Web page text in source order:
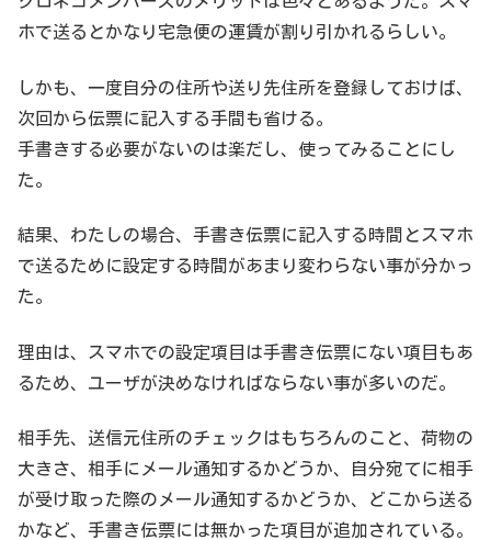
ホで送るとかなり宅急便の運賃が割り引かれるらしい。
しかも、一度自分の住所や送り先住所を登録しておけば、
次回から伝票に記入する手間も省ける。
手書きする必要がないのは楽だし、使ってみることにし
た。
結果、わたしの場合、手書き伝票に記入する時間とスマホ
で送るために設定する時間があまり変わらない事が分かっ
た。
理由は、スマホでの設定項目は手書き伝票にない項目もあ
るため、ユーザが決めなければならない事が多いのだ。
相手先、送信元住所のチェックはもちろんのこと、荷物の
大きさ、相手にメール通知するかどうか、自分宛てに相手
が受け取った際のメール通知するかどうか、どこから送る
かなど、手書き伝票には無かった項目が追加されている。